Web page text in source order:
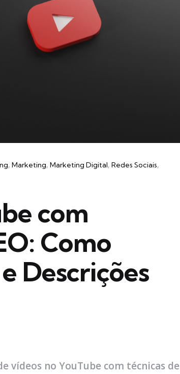
Marketing Marketing Digital Redes Sociais
com
Como
Descrições
vídeos no YouTube com técnicas de